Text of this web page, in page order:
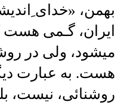
بهمن، «خدای
ایران، گـمی هست
میشود، ولی در
هست. به عبارت
روشنائی، نیست،